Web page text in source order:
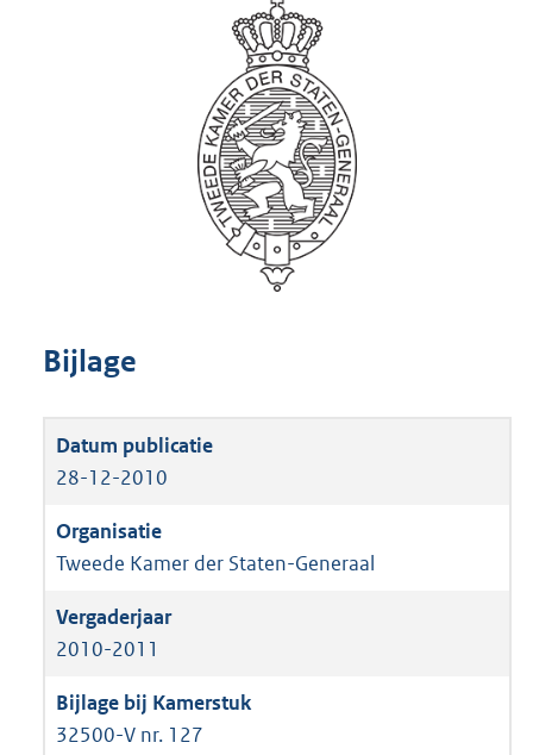
Bijlage
28-12-2010
Tweede Kamer der Staten-Generaal
2010-2011
32500-V nr. 127